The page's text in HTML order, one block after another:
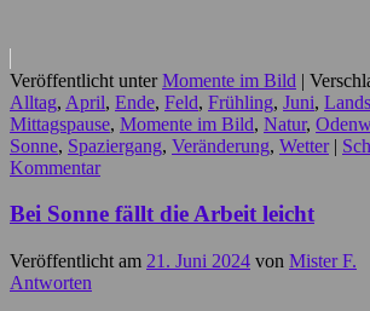
Veröffentlicht unter Momente im Bild |
Alltag, April, Ende, Feld, Frühling, Juni,
Mittagspause, Momente im Bild, Natur,
Sonne, Spaziergang, Veränderung, Wetter |
Kommentar
Bei Sonne fällt die Arbeit leicht
Veröffentlicht am 21. Juni 2024 von Mister F.
Antworten